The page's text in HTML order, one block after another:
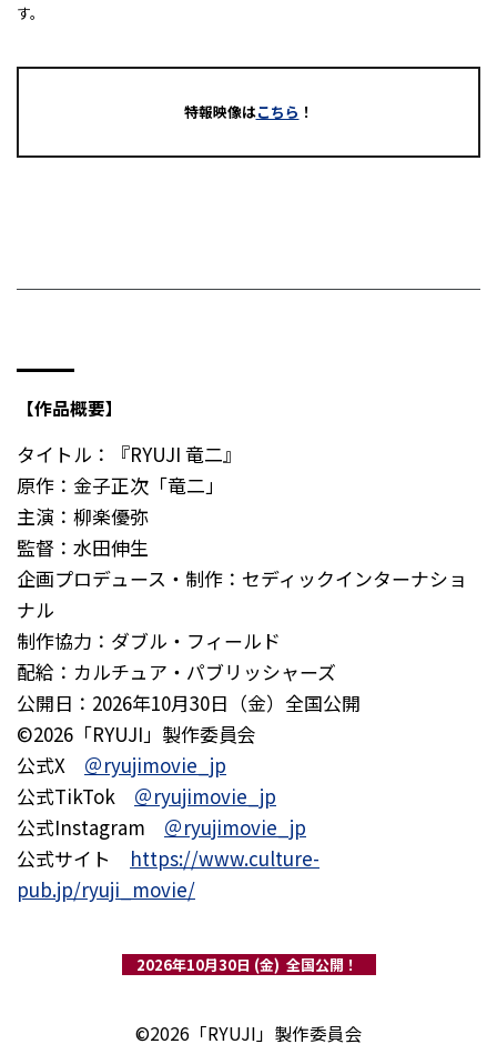
す。
特報映像はこちら ！
━━
【作品概要】
タイトル：『RYUJI 竜二』
原作：金子正次「竜二」
主演：柳楽優弥
監督：水田伸生
企画プロデュース・制作：セディックインターナショ
ナル
制作協力：ダブル・フィールド
配給：カルチュア・パブリッシャーズ
公開日：2026年10月30日（金）全国公開
©︎2026「RYUJI」製作委員会
公式X ＠ryujimovie_jp
公式TikTok ＠ryujimovie_jp
公式Instagram ＠ryujimovie_jp
公式サイト https://www.culture-
pub.jp/ryuji_movie/
2026年10月30日 (金) 全国公開！
©︎2026「RYUJI」製作委員会